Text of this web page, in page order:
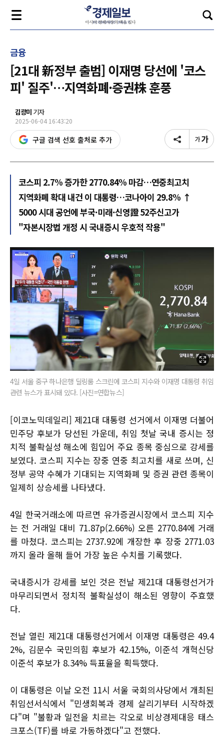
금융
[21대 新정부 출범] 이재명 당선에 '코스
피' 질주'…지역화폐·증권株 훈풍
김광미 기자
2025-06-04 16:43:20
구글 검색 선호 출처로 추가
코스피 2.7% 증가한 2770.84% 마감…연중최고치
지역화폐 확대 내건 이 대통령…코나아이 29.8% ↑
5000 시대 공언에 부국·미래·신영證 52주신고가
"자본시장법 개정 시 국내증시 우호적 작용"
4일 서울 중구 하나은행 딜링룸 스크린에 코스피 지수와 이재명 대통령 취임
관련 뉴스가 표시돼 있다. [사진=연합뉴스]
[이코노믹데일리] 제21대 대통령 선거에서 이재명 더불어
민주당 후보가 당선된 가운데, 취임 첫날 국내 증시는 정
치적 불확실성 해소에 힘입어 주요 종목 중심으로 강세를
보였다. 코스피 지수는 장중 연중 최고치를 새로 쓰며, 신
정부 공약 수혜가 기대되는 지역화폐 및 증권 관련 종목이
일제히 상승세를 나타냈다.
4일 한국거래소에 따르면 유가증권시장에서 코스피 지수
는 전 거래일 대비 71.87p(2.66%) 오른 2770.84에 거래
를 마쳤다. 코스피는 2737.92에 개장한 후 장중 2771.03
까지 올라 올해 들어 가장 높은 수치를 기록했다.
국내증시가 강세를 보인 것은 전날 제21대 대통령선거가
마무리되면서 정치적 불확실성이 해소된 영향이 주효했
다.
전날 열린 제21대 대통령선거에서 이재명 대통령은 49.4
2%, 김문수 국민의힘 후보가 42.15%, 이준석 개혁신당
이준석 후보가 8.34% 득표율을 획득했다.
이 대통령은 이날 오전 11시 서울 국회의사당에서 개최된
취임선서식에서 "민생회복과 경제 살리기부터 시작하겠
다"며 "불황과 일전을 치르는 각오로 비상경제대응 태스
크포스(TF)를 바로 가동하겠다"고 전했다.